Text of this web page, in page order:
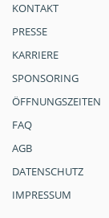
KONTAKT
PRESSE
KARRIERE
SPONSORING
ÖFFNUNGSZEITEN
FAQ
AGB
DATENSCHUTZ
IMPRESSUM